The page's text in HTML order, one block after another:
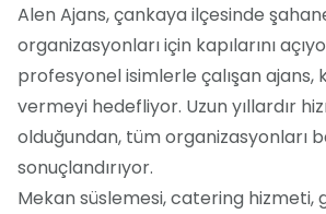
Alen Ajans, çankaya ilçesinde
organizasyonları için kapılarını
profesyonel isimlerle çalışan ajans,
vermeyi hedefliyor. Uzun yıllardır
olduğundan, tüm organizasyonları
sonuçlandırıyor.
Mekan süslemesi, catering hizmeti,